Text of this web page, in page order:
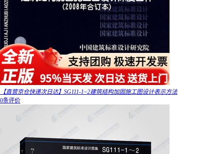
【直营京仓快递次日达】SG111-1~2建筑结构加固施工图设计表示方法
0条评价